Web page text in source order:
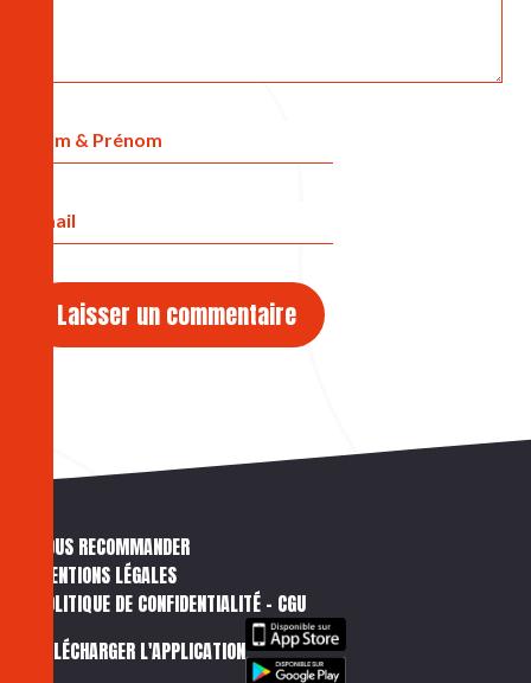
NOUS RECOMMANDER
MENTIONS LÉGALES
POLITIQUE DE CONFIDENTIALITÉ – CGU
TÉLÉCHARGER L'APPLICATION